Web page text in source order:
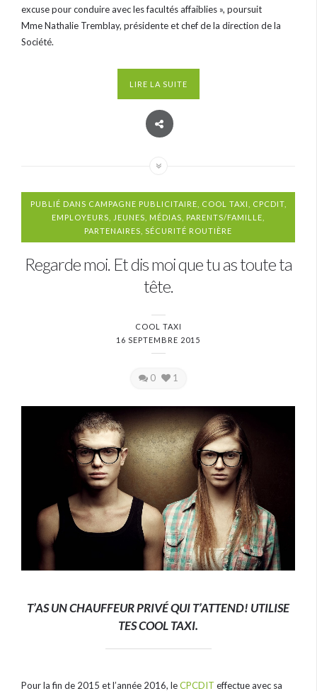
excuse pour conduire avec les facultés affaiblies », poursuit
Mme Nathalie Tremblay, présidente et chef de la direction de la
Société.
LIRE LA SUITE
PUBLIÉ DANS CAMPAGNE PUBLICITAIRE COOL TAXI CPCDIT,
EMPLOYEURS
JEUNES MÉDIAS PARENTS/FAMILLE
PARTENAIRES SÉCURITÉ ROUTIÈRE
Regarde moi. Et dis moi que tu as toute ta
tête.
COOL TAXI
16 SEPTEMBRE 2015
0 1
T’AS UN CHAUFFEUR PRIVÉ QUI T’ATTEND! UTILISE
TES COOL TAXI.
Pour la fin de 2015 et l’année 2016, leCPCDIT effectue avec sa